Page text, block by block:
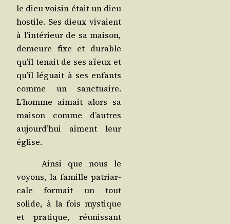
le dieu voi­sin était un dieu
hos­tile. Ses dieux vivaient
à l’in­té­rieur de sa mai­son,
demeure fixe et durable
qu’il tenait de ses aïeux et
qu’il léguait à ses enfants
comme un sanc­tuaire.
L’homme aimait alors sa
mai­son comme d’autres
aujourd’­hui aiment leur
église.
Ain­si que nous le
voyons, la famille patriar­
cale for­mait un tout
solide, à la fois mys­tique
et pra­tique, réunis­sant